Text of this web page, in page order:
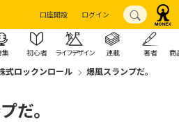
口座開設 ログイン
集 初心者 ライフデザイン 連載 著者 商
式ロックンロール 爆風スランプだ。
だ。